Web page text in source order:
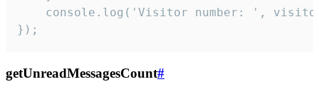
console.log('Visitor number: ',
});
getUnreadMessagesCount#